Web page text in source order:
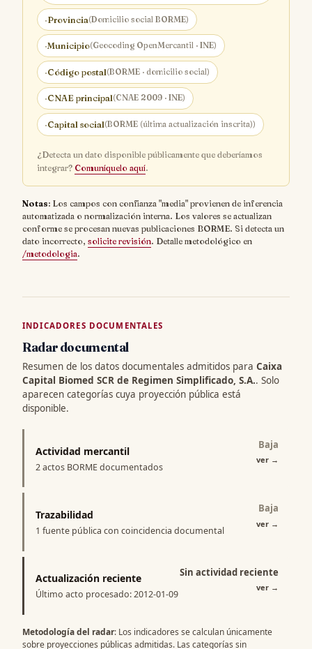
·Provincia(Domicilio social BORME)
·Municipio(Geocoding OpenMercantil · INE)
·Código postal(BORME · domicilio social)
·CNAE principal(CNAE 2009 · INE)
·Capital social(BORME (última actualización inscrita))
¿Detecta un dato disponible públicamente que deberíamos
integrar? Comuníquelo aquí.
Notas: Los campos con confianza "media" provienen de inferencia
automatizada o normalización interna. Los valores se actualizan
conforme se procesan nuevas publicaciones BORME. Si detecta un
dato incorrecto, solicite revisión. Detalle metodológico en
/metodologia.
INDICADORES DOCUMENTALES
Radar documental
Resumen de los datos documentales admitidos para Caixa
Capital Biomed SCR de Regimen Simplificado, S.A.. Solo
aparecen categorías cuya proyección pública está
disponible.
Actividad mercantil
2 actos BORME documentados
Baja
ver →
Trazabilidad
1 fuente pública con coincidencia documental
Baja
ver →
Actualización reciente
Último acto procesado: 2012-01-09
Sin actividad reciente
ver →
Metodología del radar: Los indicadores se calculan únicamente
sobre proyecciones públicas admitidas. Las categorías sin